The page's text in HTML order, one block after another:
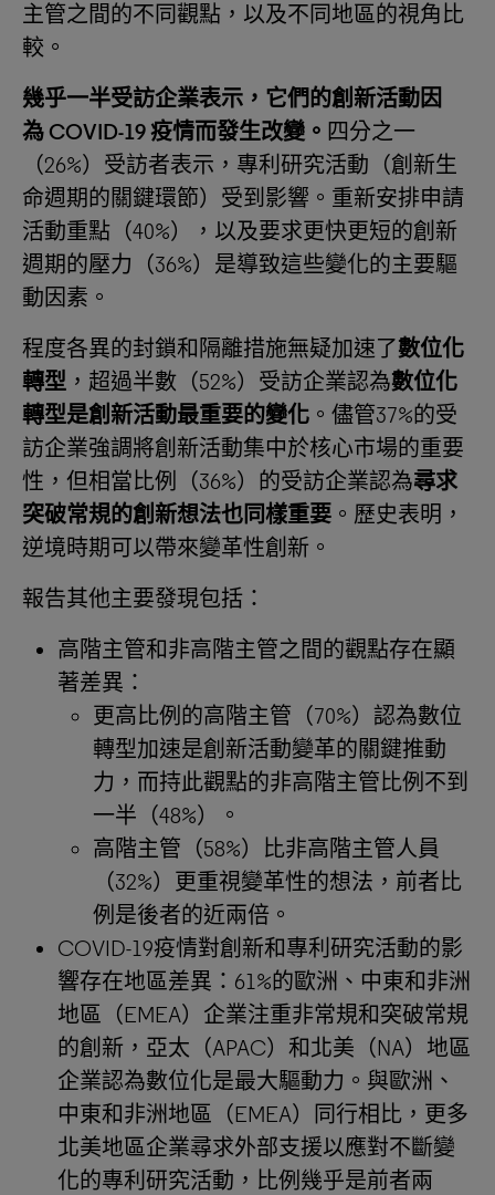
主管之間的不同觀點，以及不同地區的視角比
較。
幾乎一半受訪企業表示，它們的創新活動因
為COVID-19疫情而發生改變。 四分之一
（26%）受訪者表示，專利研究活動（創新生
命週期的關鍵環節）受到影響。重新安排申請
活動重點（40%），以及要求更快更短的創新
週期的壓力（36%）是導致這些變化的主要驅
動因素。
程度各異的封鎖和隔離措施無疑加速了數位化
轉型 ，超過半數（52%）受訪企業認為數位化
轉型是創新活動最重要的變化 。儘管37%的受
訪企業強調將創新活動集中於核心市場的重要
性，但相當比例（36%）的受訪企業認為尋求
突破常規的創新想法也同樣重要 。歷史表明，
逆境時期可以帶來變革性創新。
報告其他主要發現包括：
高階主管和非高階主管之間的觀點存在顯
著差異：
更高比例的高階主管（70%）認為數位
轉型加速是創新活動變革的關鍵推動
力，而持此觀點的非高階主管比例不到
一半（48%）。
高階主管（58%）比非高階主管人員
（32%）更重視變革性的想法，前者比
例是後者的近兩倍。
COVID-19疫情對創新和專利研究活動的影
響存在地區差異：61%的歐洲、中東和非洲
地區（EMEA）企業注重非常規和突破常規
的創新，亞太（APAC）和北美（NA）地區
企業認為數位化是最大驅動力。與歐洲、
中東和非洲地區（EMEA）同行相比，更多
北美地區企業尋求外部支援以應對不斷變
化的專利研究活動，比例幾乎是前者兩